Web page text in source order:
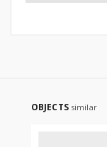
OBJECTS similar